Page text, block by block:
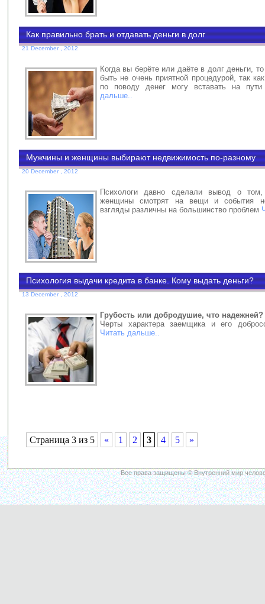
Как правильно брать и отдавать деньги в долг
21 December , 2012
Когда вы берёте или даёте в долг деньги,
быть не очень приятной процедурой, так
по поводу денег могу вставать на
дальше..
Мужчины и женщины выбирают недвижимость по-разному
20 December , 2012
Психологи давно сделали вывод о
женщины смотрят на вещи и события
взгляды различны на большинство проблем
Психология выдачи кредита в банке. Кому выдать деньги?
13 December , 2012
Грубость или добродушие, что надежней?
Черты характера заемщика и его
Читать дальше..
Страница 3 из 5 « 1 2 3 4 5 »
Все права защищены © Внутренний мир